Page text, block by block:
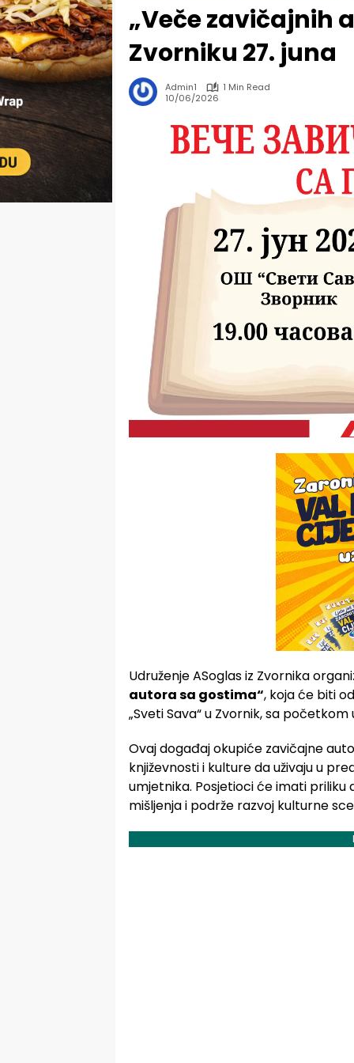
„Veče zavičajnih
Zvorniku 27. juna
Admin1
1 Min Read
10/06/2026
Udruženje ASoglas iz Zvornika
autora sa gostima“, koja će biti
„Sveti Sava“u Zvornik, sa početkom
Ovaj događaj okupiće zavičajne
književnosti i kulture da uživaju u
umjetnika. Posjetioci će imati priliku
mišljenja i podrže razvoj kulturne